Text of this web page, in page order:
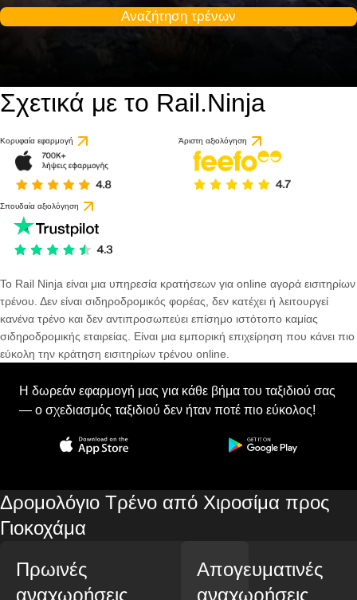
Αναζήτηση τρένων
Σχετικά με το Rail.Ninja
Κορυφαία εφαρμογή Άριστη αξιολόγηση
Σπουδαία αξιολόγηση
Το Rail Ninja είναι μια υπηρεσία κρατήσεων για online αγορά εισιτηρίων
τρένου. Δεν είναι σιδηροδρομικός φορέας, δεν κατέχει ή λειτουργεί
κανένα τρένο και δεν αντιπροσωπεύει επίσημο ιστότοπο καμίας
σιδηροδρομικής εταιρείας. Είναι μια εμπορική επιχείρηση που κάνει πιο
εύκολη την κράτηση εισιτηρίων τρένου online.
Η δωρεάν εφαρμογή μας για κάθε βήμα του ταξιδιού σας
— ο σχεδιασμός ταξιδιού δεν ήταν ποτέ πιο εύκολος!
Δρομολόγιο Τρένο από Χιροσίμα προς
Γιοκοχάμα
Πρωινές
αναχωρήσεις
Απογευματινές
αναχωρήσεις